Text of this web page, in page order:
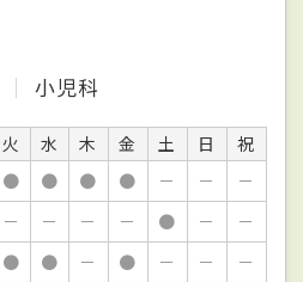
小児科
火 水 木 金 土 日
祝
● ● ● ● － －
－
－ － － － ● －
－
● ● － ● － － －